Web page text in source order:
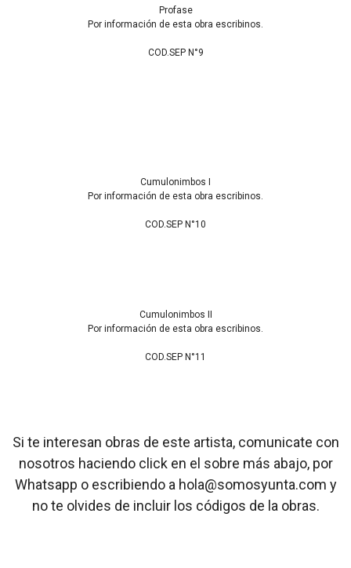
Profase
Por información de esta obra escribinos.
COD.SEP N°9
Cumulonimbos I
Por información de esta obra escribinos.
COD.SEP N°10
Cumulonimbos II
Por información de esta obra escribinos.
COD.SEP N°11
Si te interesan obras de este artista, comunicate con
nosotros haciendo click en el sobre más abajo, por
Whatsapp o escribiendo a hola@somosyunta.com y
no te olvides de incluir los códigos de la obras.